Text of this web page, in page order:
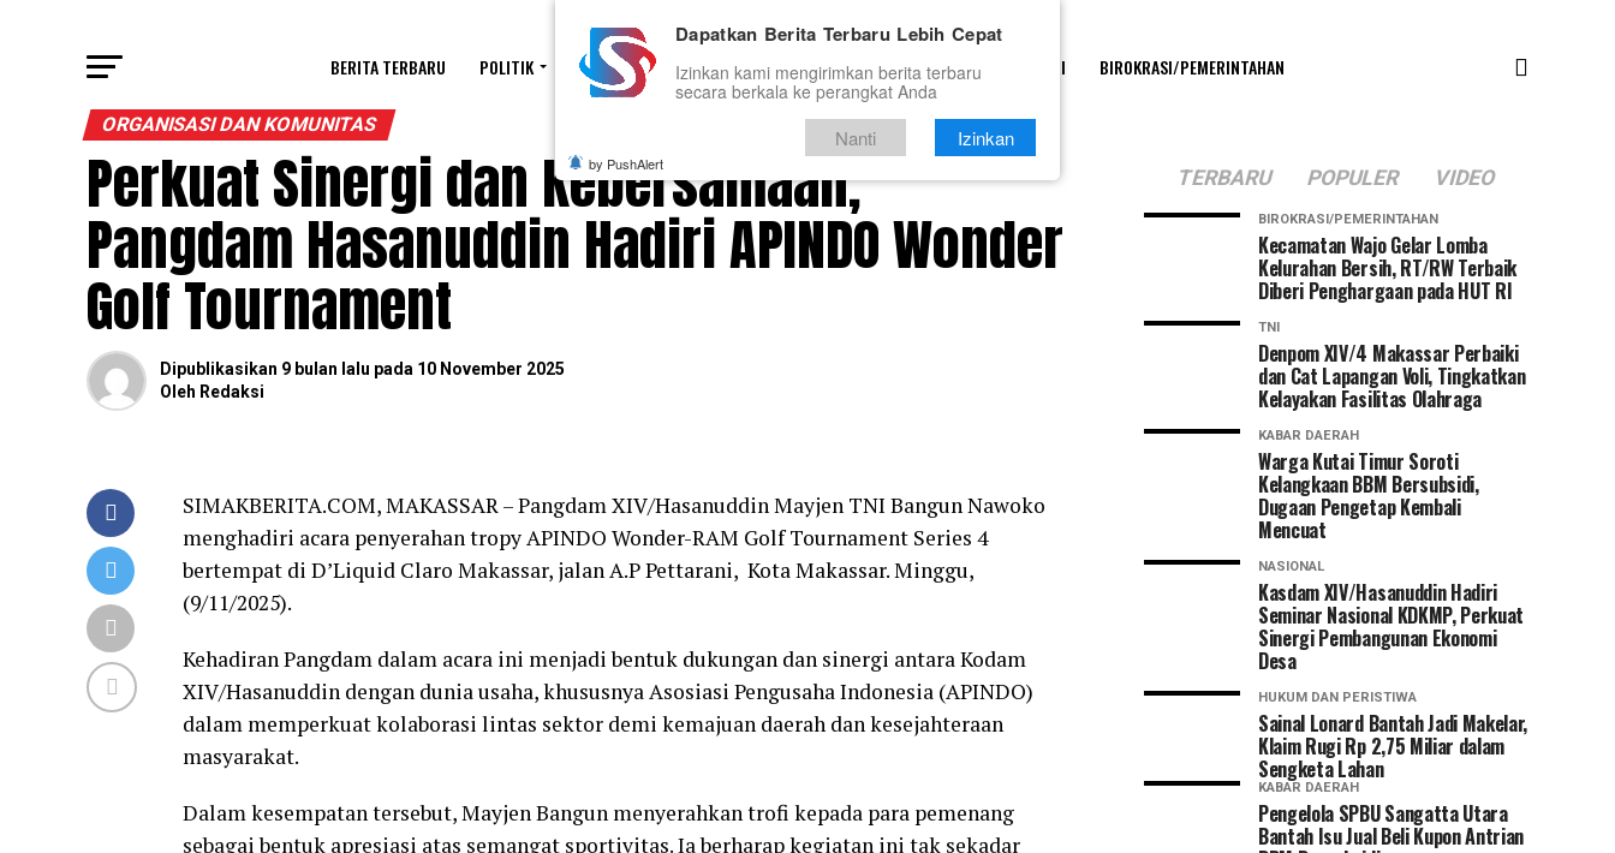
BERITA TERBARU POLITIK HUKUM PENDIDIKAN OLAHRAGA OPINI TNI DAN POLRI BIROKRASI/PEMERINTAHAN
ORGANISASI DAN KOMUNITAS
Perkuat Sinergi dan Kebersamaan,
Pangdam Hasanuddin Hadiri APINDO Wonder
Golf Tournament
Dipublikasikan 9 bulan lalu pada 10 November 2025
Oleh Redaksi
SIMAKBERITA.COM, MAKASSAR – Pangdam XIV/Hasanuddin Mayjen TNI Bangun Nawoko
menghadiri acara penyerahan tropy APINDO Wonder-RAM Golf Tournament Series 4
bertempat di D’Liquid Claro Makassar, jalan A.P Pettarani, Kota Makassar. Minggu,
(9/11/2025).
Kehadiran Pangdam dalam acara ini menjadi bentuk dukungan dan sinergi antara Kodam
XIV/Hasanuddin dengan dunia usaha, khususnya Asosiasi Pengusaha Indonesia (APINDO)
dalam memperkuat kolaborasi lintas sektor demi kemajuan daerah dan kesejahteraan
masyarakat.
Dalam kesempatan tersebut, Mayjen Bangun menyerahkan trofi kepada para pemenang
sebagai bentuk apresiasi atas semangat sportivitas. Ia berharap kegiatan ini tak sekadar
TERBARU POPULER VIDEO
BIROKRASI/PEMERINTAHAN
Kecamatan Wajo Gelar Lomba
Kelurahan Bersih, RT/RW Terbaik
Diberi Penghargaan pada HUT RI
TNI
Denpom XIV/4 Makassar Perbaiki
dan Cat Lapangan Voli, Tingkatkan
Kelayakan Fasilitas Olahraga
KABAR DAERAH
Warga Kutai Timur Soroti
Kelangkaan BBM Bersubsidi,
Dugaan Pengetap Kembali
Mencuat
NASIONAL
Kasdam XIV/Hasanuddin Hadiri
Seminar Nasional KDKMP, Perkuat
Sinergi Pembangunan Ekonomi
Desa
HUKUM DAN PERISTIWA
Sainal Lonard Bantah Jadi Makelar,
Klaim Rugi Rp 2,75 Miliar dalam
Sengketa Lahan
KABAR DAERAH
Pengelola SPBU Sangatta Utara
Bantah Isu Jual Beli Kupon Antrian
Dapatkan Berita Terbaru Lebih Cepat
Izinkan kami mengirimkan berita terbaru
secara berkala ke perangkat Anda
Nanti Izinkan
by PushAlert